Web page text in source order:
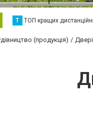
Т ТОП кращих
(продукція)